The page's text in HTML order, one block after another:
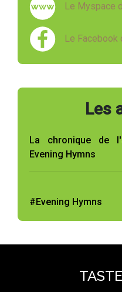
Le Myspace
Le Facebook
Les
La chronique de
Evening Hymns
#Evening Hymns